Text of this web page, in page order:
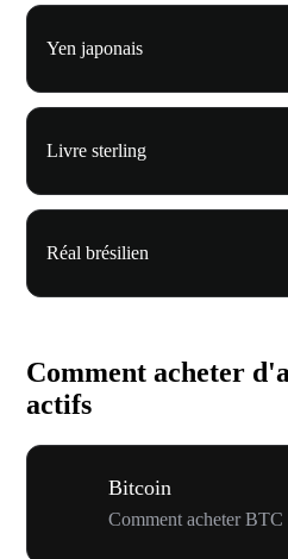
Yen japonais
Livre sterling
Réal brésilien
Comment acheter
actifs
Bitcoin
Comment acheter BTC